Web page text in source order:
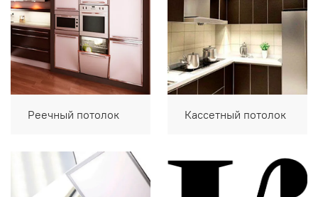
Реечный потолок Кассетный потолок